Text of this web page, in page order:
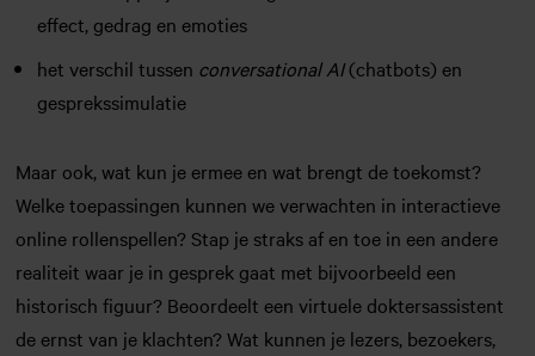
effect, gedrag en emoties
het verschil tussen conversational AI(chatbots) en
gesprekssimulatie
Maar ook, wat kun je ermee en wat brengt de toekomst?
Welke toepassingen kunnen we verwachten in interactieve
online rollenspellen? Stap je straks af en toe in een andere
realiteit waar je in gesprek gaat met bijvoorbeeld een
historisch figuur? Beoordeelt een virtuele doktersassistent
de ernst van je klachten? Wat kunnen je lezers, bezoekers,